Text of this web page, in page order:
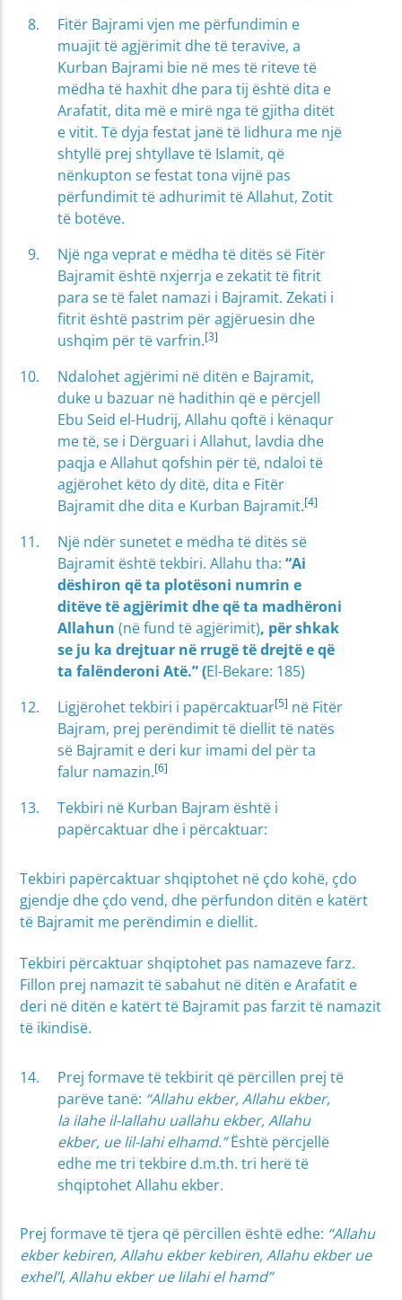
Fitër Bajrami vjen me përfundimin e
muajit të agjërimit dhe të teravive, a
Kurban Bajrami bie në mes të riteve të
mëdha të haxhit dhe para tij është dita e
Arafatit, dita më e mirë nga të gjitha ditët
e vitit. Të dyja festat janë të lidhura me një
shtyllë prej shtyllave të Islamit, që
nënkupton se festat tona vijnë pas
përfundimit të adhurimit të Allahut, Zotit
të botëve.
Një nga veprat e mëdha të ditës së Fitër
Bajramit është nxjerrja e zekatit të fitrit
para se të falet namazi i Bajramit. Zekati i
fitrit është pastrim për agjëruesin dhe
ushqim për të varfrin.[3]
Ndalohet agjërimi në ditën e Bajramit,
duke u bazuar në hadithin që e përcjell
Ebu Seid el-Hudrij, Allahu qoftë i kënaqur
me të, se i Dërguari i Allahut, lavdia dhe
paqja e Allahut qofshin për të, ndaloi të
agjërohet këto dy ditë, dita e Fitër
Bajramit dhe dita e Kurban Bajramit.[4]
Një ndër sunetet e mëdha të ditës së
Bajramit është tekbiri. Allahu tha:“Ai
dëshiron që ta plotësoni numrin e
ditëve të agjërimit dhe që ta madhëroni
Allahun(në fund të agjërimit), për shkak
se ju ka drejtuar në rrugë të drejtë e që
ta falënderoni Atë.” (El-Bekare: 185)
Ligjërohet tekbiri i papërcaktuar[5] në Fitër
Bajram, prej perëndimit të diellit të natës
së Bajramit e deri kur imami del për ta
falur namazin.[6]
Tekbiri në Kurban Bajram është i
papërcaktuar dhe i përcaktuar:
Tekbiri papërcaktuar shqiptohet në çdo kohë, çdo
gjendje dhe çdo vend, dhe përfundon ditën e katërt
të Bajramit me perëndimin e diellit.
Tekbiri përcaktuar shqiptohet pas namazeve farz.
Fillon prej namazit të sabahut në ditën e Arafatit e
deri në ditën e katërt të Bajramit pas farzit të namazit
të ikindisë.
Prej formave të tekbirit që përcillen prej të
parëve tanë: “Allahu ekber, Allahu ekber,
la ilahe il-lallahu uallahu ekber, Allahu
ekber, ue lil-lahi elhamd.”Është përcjellë
edhe me tri tekbire d.m.th. tri herë të
shqiptohet Allahu ekber.
Prej formave të tjera që përcillen është edhe: “Allahu
ekber kebiren, Allahu ekber kebiren, Allahu ekber ue
exhel’l, Allahu ekber ue lilahi el hamd”